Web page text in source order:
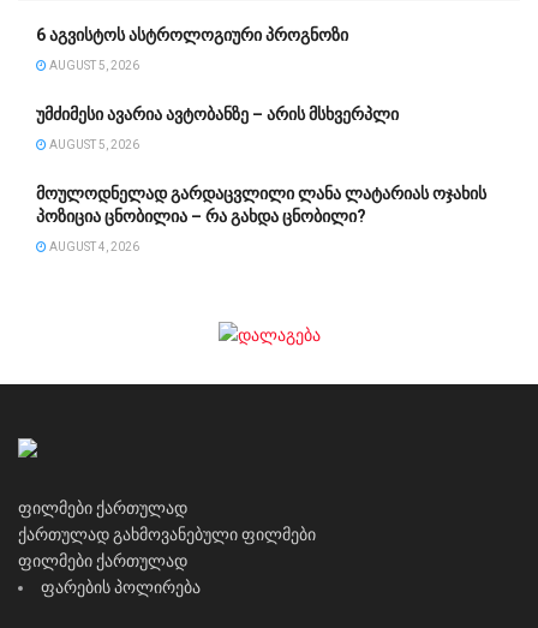
6 აგვისტოს ასტროლოგიური პროგნოზი
AUGUST 5, 2026
უმძიმესი ავარია ავტობანზე – არის მსხვერპლი
AUGUST 5, 2026
მოულოდნელად გარდაცვლილი ლანა ლატარიას ოჯახის
პოზიცია ცნობილია – რა გახდა ცნობილი?
AUGUST 4, 2026
ფილმები ქართულად
ქართულად გახმოვანებული ფილმები
ფილმები ქართულად
ფარების პოლირება